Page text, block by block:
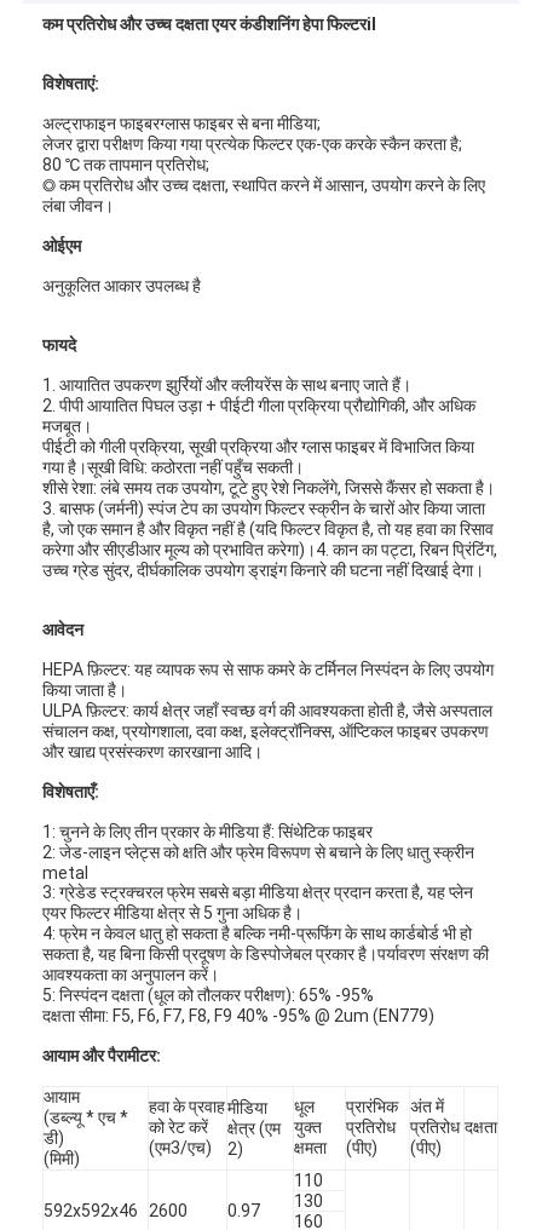
घर
कम प्रतिरोध और उच्च दक्षता एयर कंडीशनिंग हेपा फिल्टरil
विशेषताएं:
अल्ट्राफाइन फाइबरग्लास फाइबर से बना मीडिया;
लेजर द्वारा परीक्षण किया गया प्रत्येक फिल्टर एक-एक करके स्कैन करता है;
80 ℃ तक तापमान प्रतिरोध;
◎ कम प्रतिरोध और उच्च दक्षता, स्थापित करने में आसान, उपयोग करने के लिए
लंबा जीवन।
ओईएम
अनुकूलित आकार उपलब्ध है
फायदे
1. आयातित उपकरण झुर्रियों और क्लीयरेंस के साथ बनाए जाते हैं।
2. पीपी आयातित पिघल उड़ा + पीईटी गीला प्रक्रिया प्रौद्योगिकी, और अधिक
मजबूत।
पीईटी को गीली प्रक्रिया, सूखी प्रक्रिया और ग्लास फाइबर में विभाजित किया
गया है।सूखी विधि: कठोरता नहीं पहुँच सकती।
शीसे रेशा: लंबे समय तक उपयोग, टूटे हुए रेशे निकलेंगे, जिससे कैंसर हो सकता है।
3. बासफ (जर्मनी) स्पंज टेप का उपयोग फिल्टर स्क्रीन के चारों ओर किया जाता
है, जो एक समान है और विकृत नहीं है (यदि फिल्टर विकृत है, तो यह हवा का रिसाव
करेगा और सीएडीआर मूल्य को प्रभावित करेगा)।4. कान का पट्टा, रिबन प्रिंटिंग,
उच्च ग्रेड सुंदर, दीर्घकालिक उपयोग ड्राइंग किनारे की घटना नहीं दिखाई देगा।
आवेदन
HEPA फ़िल्टर: यह व्यापक रूप से साफ कमरे के टर्मिनल निस्पंदन के लिए उपयोग
किया जाता है।
ULPA फ़िल्टर: कार्य क्षेत्र जहाँ स्वच्छ वर्ग की आवश्यकता होती है, जैसे अस्पताल
संचालन कक्ष, प्रयोगशाला, दवा कक्ष, इलेक्ट्रॉनिक्स, ऑप्टिकल फाइबर उपकरण
और खाद्य प्रसंस्करण कारखाना आदि।
विशेषताएँ:
1: चुनने के लिए तीन प्रकार के मीडिया हैं: सिंथेटिक फाइबर
2: जेड-लाइन प्लेट्स को क्षति और फ्रेम विरूपण से बचाने के लिए धातु स्क्रीन
metal
3: ग्रेडेड स्ट्रक्चरल फ्रेम सबसे बड़ा मीडिया क्षेत्र प्रदान करता है, यह प्लेन
एयर फिल्टर मीडिया क्षेत्र से 5 गुना अधिक है।
4: फ्रेम न केवल धातु हो सकता है बल्कि नमी-प्रूफिंग के साथ कार्डबोर्ड भी हो
सकता है, यह बिना किसी प्रदूषण के डिस्पोजेबल प्रकार है।पर्यावरण संरक्षण की
आवश्यकता का अनुपालन करें।
5: निस्पंदन दक्षता (धूल को तौलकर परीक्षण): 65% -95%
दक्षता सीमा: F5, F6, F7, F8, F9 40% -95% @ 2um (EN779)
आयाम और पैरामीटर:
आयाम
(डब्ल्यू * एच *
डी)
(मिमी)
हवा के प्रवाह
को रेट करें
(एम3/एच)
मीडिया
क्षेत्र (एम
2)
धूल
युक्त
क्षमता
प्रारंभिक
प्रतिरोध
(पीए)
अंत में
प्रतिरोध
(पीए)
दक्षता
592x592x46 2600 0.97
110
130
160